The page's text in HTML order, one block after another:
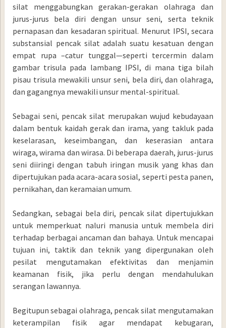
silat menggabungkan gerakan-gerakan olahraga dan
jurus-jurus bela diri dengan unsur seni, serta teknik
pernapasan dan kesadaran spiritual. Menurut IPSI, secara
substansial pencak silat adalah suatu kesatuan dengan
empat rupa –catur tunggal—seperti tercermin dalam
gambar trisula pada lambang IPSI, di mana tiga bilah
pisau trisula mewakili unsur seni, bela diri, dan olahraga,
dan gagangnya mewakili unsur mental-spiritual.
Sebagai seni, pencak silat merupakan wujud kebudayaan
dalam bentuk kaidah gerak dan irama, yang takluk pada
keselarasan, keseimbangan, dan keserasian antara
wiraga, wirama dan wirasa. Di beberapa daerah, jurus-jurus
seni diiringi dengan tabuh iringan musik yang khas dan
dipertujukan pada acara-acara sosial, seperti pesta panen,
pernikahan, dan keramaian umum.
Sedangkan, sebagai bela diri, pencak silat dipertujukkan
untuk memperkuat naluri manusia untuk membela diri
terhadap berbagai ancaman dan bahaya. Untuk mencapai
tujuan ini, taktik dan teknik yang dipergunakan oleh
pesilat mengutamakan efektivitas dan menjamin
keamanan fisik, jika perlu dengan mendahulukan
serangan lawannya.
Begitupun sebagai olahraga, pencak silat mengutamakan
keterampilan fisik agar mendapat kebugaran,